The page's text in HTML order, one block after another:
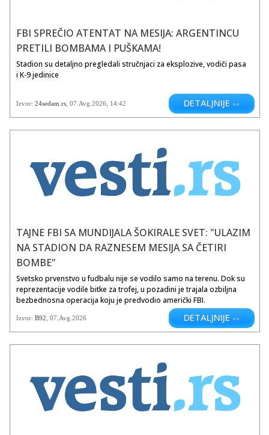
FBI SPREČIO ATENTAT NA MESIJA: ARGENTINCU
PRETILI BOMBAMA I PUŠKAMA!
Stadion su detaljno pregledali stručnjaci za eksplozive, vodiči pasa
i K-9 jedinice
Izvor: 24sedam.rs 07.Avg.2026 , 14:42 DETALJNIJE >>
TAJNE FBI SA MUNDIJALA ŠOKIRALE SVET: "ULAZIM
NA STADION DA RAZNESEM MESIJA SA ČETIRI
BOMBE"
Svetsko prvenstvo u fudbalu nije se vodilo samo na terenu. Dok su
reprezentacije vodile bitke za trofej, u pozadini je trajala ozbiljna
bezbednosna operacija koju je predvodio američki FBI.
Izvor: B92 , 07.Avg.2026 DETALJNIJE >>